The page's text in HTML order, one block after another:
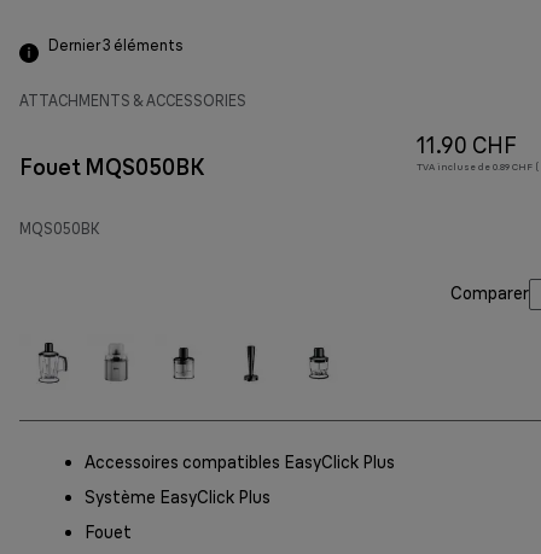
Dernier 3 éléments
ATTACHMENTS & ACCESSORIES
Fouet MQS050BK
MQS050BK
11.90 CHF
TVA incluse de 0.89 CHF (
Comparer
Accessoires compatibles EasyClick Plus
Système EasyClick Plus
Fouet